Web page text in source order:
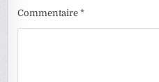
Commentaire*